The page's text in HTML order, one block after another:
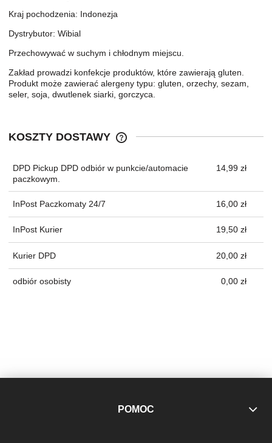
Kraj pochodzenia: Indonezja
Dystrybutor: Wibial
Przechowywać w suchym i chłodnym miejscu.
Zakład prowadzi konfekcje produktów, które zawierają gluten.
Produkt może zawierać alergeny typu: gluten, orzechy, sezam,
seler, soja, dwutlenek siarki, gorczyca.
KOSZTY DOSTAWY
DPD Pickup DPD odbiór w punkcie/automacie
paczkowym.
14,99 zł
InPost Paczkomaty 24/7 16,00 zł
InPost Kurier 19,50 zł
Kurier DPD 20,00 zł
odbiór osobisty 0,00 zł
POMOC